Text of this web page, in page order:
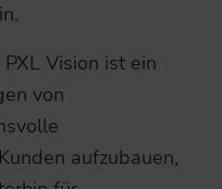
Vision ist ein
von
aufzubauen,